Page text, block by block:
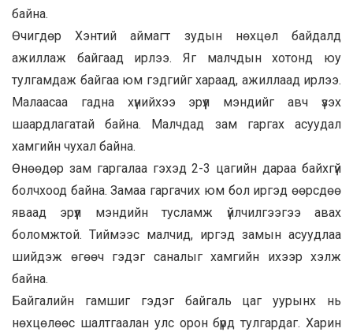
байна.
Өчигдөр Хэнтий аймагт зудын нөхцөл байдалд
ажиллаж байгаад ирлээ. Яг малчдын хотонд юу
тулгамдаж байгаа юм гэдгийг хараад, ажиллаад ирлээ.
Малаасаа гадна хүнийхээ эрүүл мэндийг авч үзэх
шаардлагатай байна. Малчдад зам гаргах асуудал
хамгийн чухал байна.
Өнөөдөр зам гаргалаа гэхэд 2-3 цагийн дараа байхгүй
болчхоод байна. Замаа гаргачих юм бол иргэд өөрсдөө
яваад эрүүл мэндийн тусламж үйлчилгээгээ авах
боломжтой. Тиймээс малчид, иргэд замын асуудлаа
шийдэж өгөөч гэдэг саналыг хамгийн ихээр хэлж
байна.
Байгалийн гамшиг гэдэг байгаль цаг уурынх нь
нөхцөлөөс шалтгаалан улс орон бүрд тулгардаг. Харин